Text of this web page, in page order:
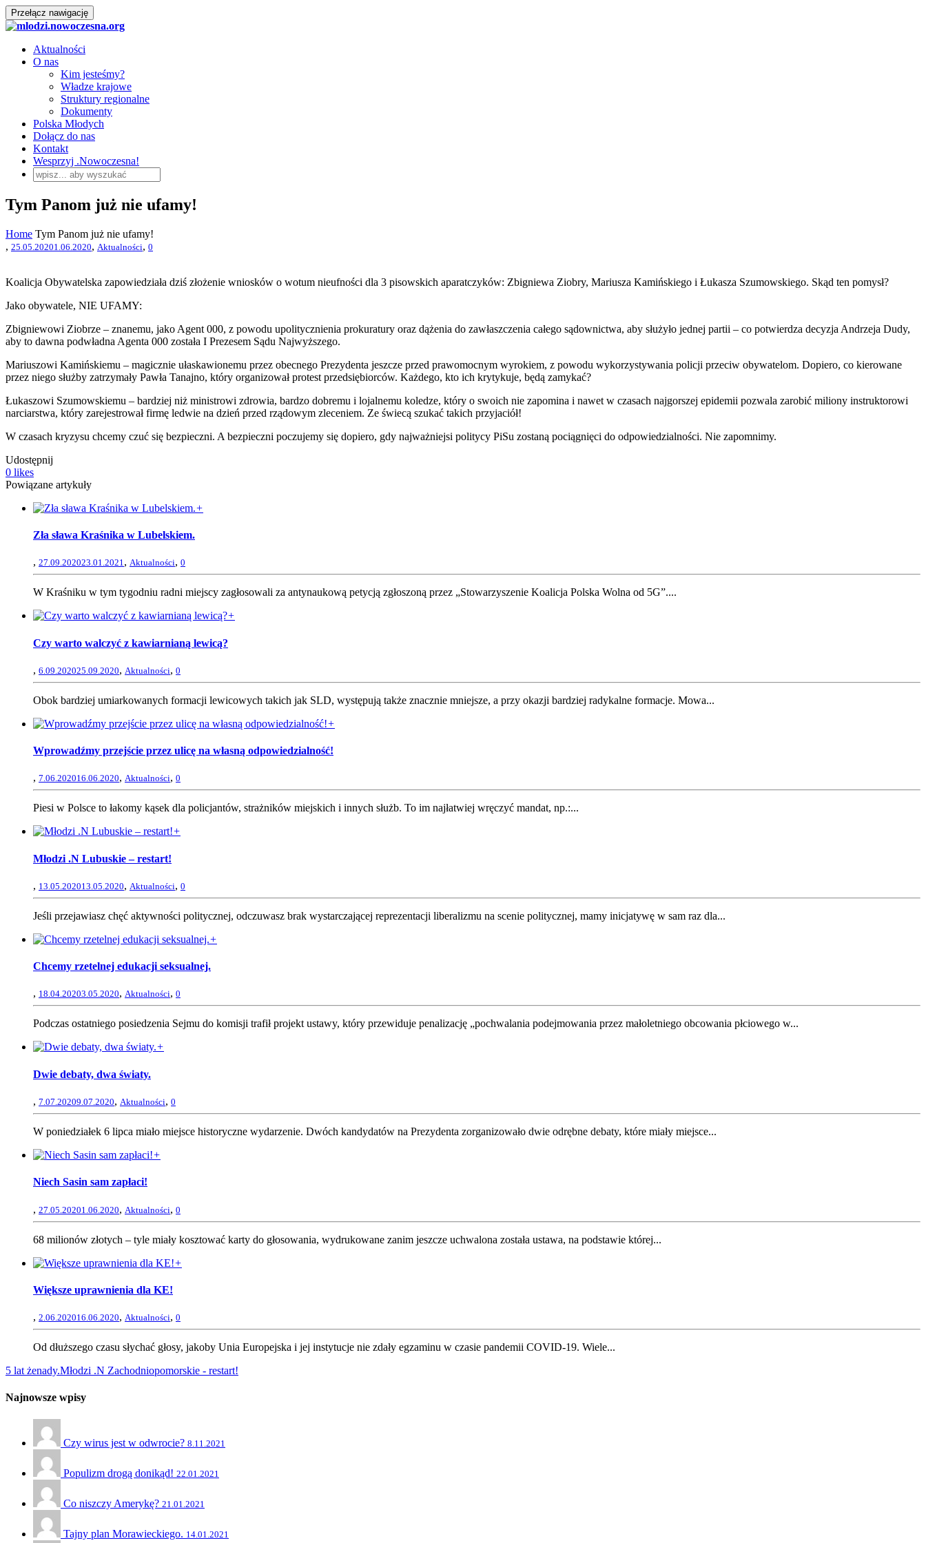
Przełącz nawigację
Aktualności
O nas
Kim jesteśmy?
Władze krajowe
Struktury regionalne
Dokumenty
Polska Młodych
Dołącz do nas
Kontakt
Wesprzyj .Nowoczesna!
Tym Panom już nie ufamy!
Home Tym Panom już nie ufamy!
, 25.05.20201.06.2020, Aktualności, 0
Koalicja Obywatelska zapowiedziała dziś złożenie wniosków o wotum nieufności dla 3 pisowskich aparatczyków: Zbigniewa Ziobry, Mariusza Kamińskiego i Łukasza Szumowskiego. Skąd ten pomysł?
Jako obywatele, NIE UFAMY:
Zbigniewowi Ziobrze – znanemu, jako Agent 000, z powodu upolitycznienia prokuratury oraz dążenia do zawłaszczenia całego sądownictwa, aby służyło jednej partii – co potwierdza decyzja Andrzeja Dudy,
aby to dawna podwładna Agenta 000 została I Prezesem Sądu Najwyższego.
Mariuszowi Kamińskiemu – magicznie ułaskawionemu przez obecnego Prezydenta jeszcze przed prawomocnym wyrokiem, z powodu wykorzystywania policji przeciw obywatelom. Dopiero, co kierowane
przez niego służby zatrzymały Pawła Tanajno, który organizował protest przedsiębiorców. Każdego, kto ich krytykuje, będą zamykać?
Łukaszowi Szumowskiemu – bardziej niż ministrowi zdrowia, bardzo dobremu i lojalnemu koledze, który o swoich nie zapomina i nawet w czasach najgorszej epidemii pozwala zarobić miliony instruktorowi
narciarstwa, który zarejestrował firmę ledwie na dzień przed rządowym zleceniem. Ze świecą szukać takich przyjaciół!
W czasach kryzysu chcemy czuć się bezpieczni. A bezpieczni poczujemy się dopiero, gdy najważniejsi politycy PiSu zostaną pociągnięci do odpowiedzialności. Nie zapomnimy.
Udostępnij
0 likes
Powiązane artykuły
+
Zła sława Kraśnika w Lubelskiem.
, 27.09.202023.01.2021, Aktualności, 0
W Kraśniku w tym tygodniu radni miejscy zagłosowali za antynaukową petycją zgłoszoną przez „Stowarzyszenie Koalicja Polska Wolna od 5G”....
+
Czy warto walczyć z kawiarnianą lewicą?
, 6.09.202025.09.2020, Aktualności, 0
Obok bardziej umiarkowanych formacji lewicowych takich jak SLD, występują także znacznie mniejsze, a przy okazji bardziej radykalne formacje. Mowa...
+
Wprowadźmy przejście przez ulicę na własną odpowiedzialność!
, 7.06.202016.06.2020, Aktualności, 0
Piesi w Polsce to łakomy kąsek dla policjantów, strażników miejskich i innych służb. To im najłatwiej wręczyć mandat, np.:...
+
Młodzi .N Lubuskie – restart!
, 13.05.202013.05.2020, Aktualności, 0
Jeśli przejawiasz chęć aktywności politycznej, odczuwasz brak wystarczającej reprezentacji liberalizmu na scenie politycznej, mamy inicjatywę w sam raz dla...
+
Chcemy rzetelnej edukacji seksualnej.
, 18.04.20203.05.2020, Aktualności, 0
Podczas ostatniego posiedzenia Sejmu do komisji trafił projekt ustawy, który przewiduje penalizację „pochwalania podejmowania przez małoletniego obcowania płciowego w...
+
Dwie debaty, dwa światy.
, 7.07.20209.07.2020, Aktualności, 0
W poniedziałek 6 lipca miało miejsce historyczne wydarzenie. Dwóch kandydatów na Prezydenta zorganizowało dwie odrębne debaty, które miały miejsce...
+
Niech Sasin sam zapłaci!
, 27.05.20201.06.2020, Aktualności, 0
68 milionów złotych – tyle miały kosztować karty do głosowania, wydrukowane zanim jeszcze uchwalona została ustawa, na podstawie której...
+
Większe uprawnienia dla KE!
, 2.06.202016.06.2020, Aktualności, 0
Od dłuższego czasu słychać głosy, jakoby Unia Europejska i jej instytucje nie zdały egzaminu w czasie pandemii COVID-19. Wiele...
5 lat żenady.Młodzi .N Zachodniopomorskie - restart!
Najnowsze wpisy
Czy wirus jest w odwrocie? 8.11.2021
Populizm drogą donikąd! 22.01.2021
Co niszczy Amerykę? 21.01.2021
Tajny plan Morawieckiego. 14.01.2021